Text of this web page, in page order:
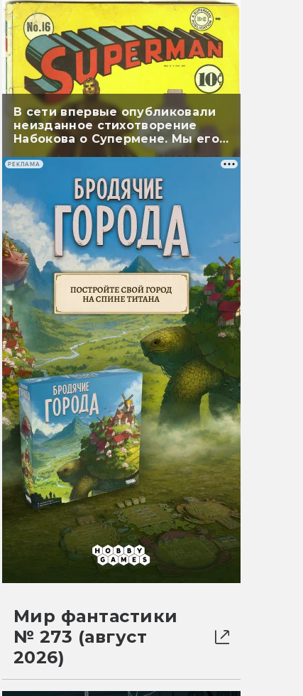
В сети впервые опубликовали
неизданное стихотворение
Набокова о Супермене. Мы его
перевели
РЕКЛАМА
Мир фантастики
№ 273 (август
2026)